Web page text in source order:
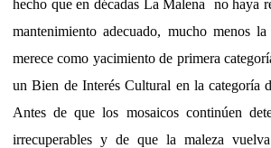
hecho que en décadas La Malena no haya
mantenimiento adecuado, mucho menos
merece como yacimiento de primera
un Bien de Interés Cultural en la categoría
Antes de que los mosaicos continúen
irrecuperables y de que la maleza